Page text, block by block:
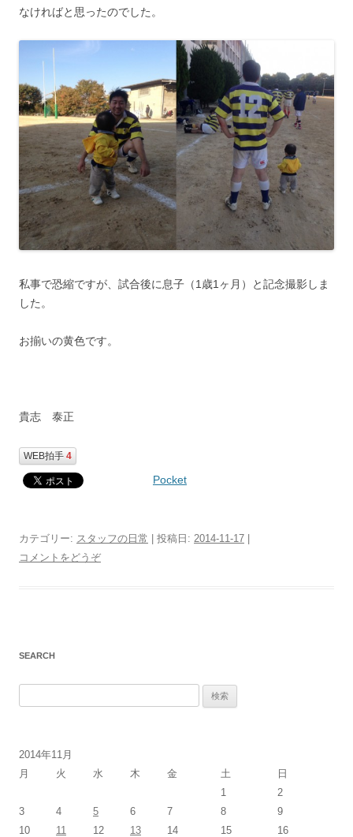
なければと思ったのでした。
私事で恐縮ですが、試合後に息子（1歳1ヶ月）と記念撮影しま
した。
お揃いの黄色です。
貴志 泰正
WEB拍手 4
Pocket
カテゴリー: スタッフの日常 | 投稿日: 2014-11-17 |
コメントをどうぞ
SEARCH
2014年11月
月
火 水 木 金 土
日
1
2
3
4 5 6 7 8
9
10
11 12 13 14 15 16